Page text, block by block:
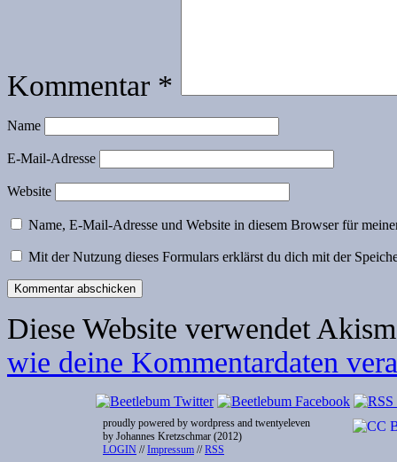
Kommentar *
Name
E-Mail-Adresse
Website
Name, E-Mail-Adresse und Website in diesem Browser für
Mit der Nutzung dieses Formulars erklärst du dich mit der
Diese Website verwendet
wie deine Kommentardaten
proudly powered by wordpress and twentyeleven
by Johannes Kretzschmar (2012)
LOGIN //Impressum //RSS